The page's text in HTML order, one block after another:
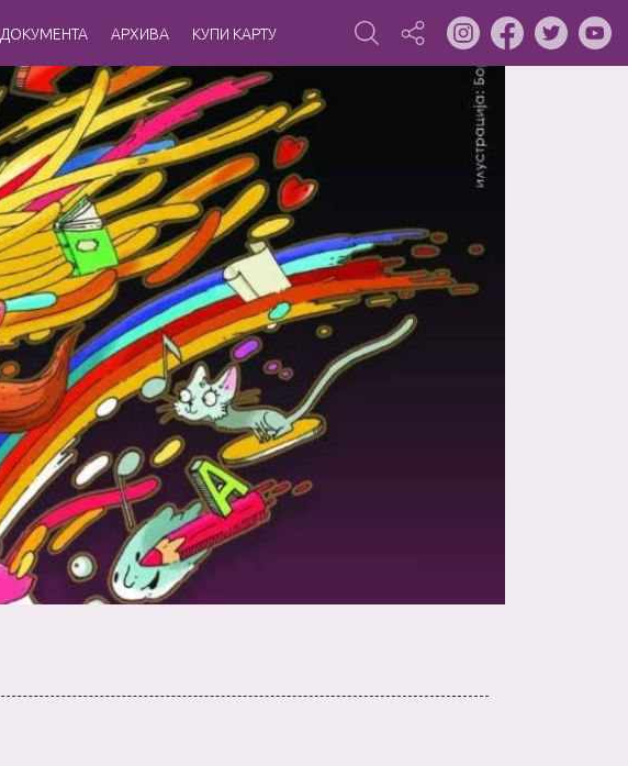
ДОКУМЕНТА АРХИВА КУПИ КАРТУ